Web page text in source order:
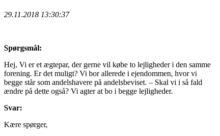
29.11.2018 13:30:37
Spørgsmål:
Hej, Vi er et ægtepar, der gerne vil købe to lejligheder i den samme
forening. Er det muligt? Vi bor allerede i ejendommen, hvor vi
begge står som andelshavere på andelsbeviset. – Skal vi i så fald
ændre på dette også? Vi agter at bo i begge lejligheder.
Svar:
Kære spørger,